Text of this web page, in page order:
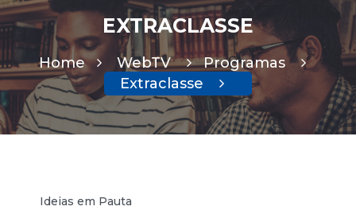
EXTRACLASSE
Home WebTV
Programas
Extraclasse
Ideias em Pauta